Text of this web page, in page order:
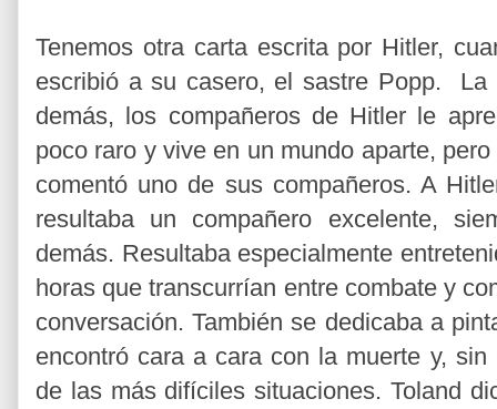
Tenemos otra carta escrita por Hitler,
escribió a su casero, el sastre Popp.
demás, los compañeros de Hitler le
poco raro y vive en un mundo aparte,
comentó uno de sus compañeros. A
resultaba un compañero excelente,
demás. Resultaba especialmente
horas que transcurrían entre combate y
conversación. También se dedicaba a
encontró cara a cara con la muerte y,
de las más difíciles situaciones. Toland